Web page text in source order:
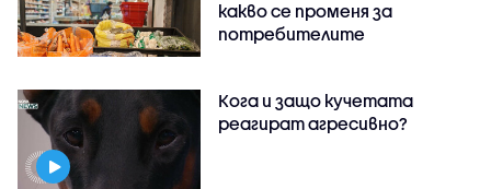
какво се променя за
потребителите
Кога и защо кучетата
реагират агресивно?